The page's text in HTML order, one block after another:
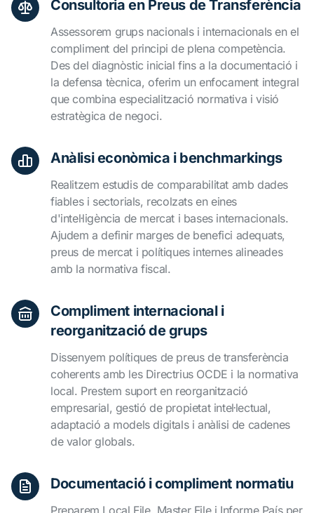
Consultoria en Preus de Transferència
Assessorem grups nacionals i internacionals en el
compliment del principi de plena competència.
Des del diagnòstic inicial fins a la documentació i
la defensa tècnica, oferim un enfocament integral
que combina especialització normativa i visió
estratègica de negoci.
Anàlisi econòmica i benchmarkings
Realitzem estudis de comparabilitat amb dades
fiables i sectorials, recolzats en eines
d'intel·ligència de mercat i bases internacionals.
Ajudem a definir marges de benefici adequats,
preus de mercat i polítiques internes alineades
amb la normativa fiscal.
Compliment internacional i
reorganització de grups
Dissenyem polítiques de preus de transferència
coherents amb les Directrius OCDE i la normativa
local. Prestem suport en reorganització
empresarial, gestió de propietat intel·lectual,
adaptació a models digitals i anàlisi de cadenes
de valor globals.
Documentació i compliment normatiu
Preparem Local File, Master File i Informe País per